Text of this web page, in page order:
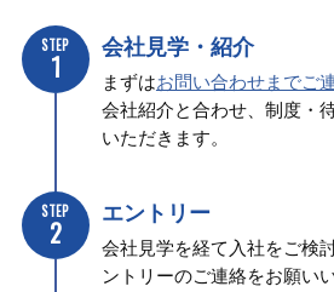
STEP
1
会社見学・紹介
まずはお問い合わせまでご
会社紹介と合わせ、制度・
いただきます。
STEP
2
エントリー
会社見学を経て入社をご検
ントリーのご連絡をお願い